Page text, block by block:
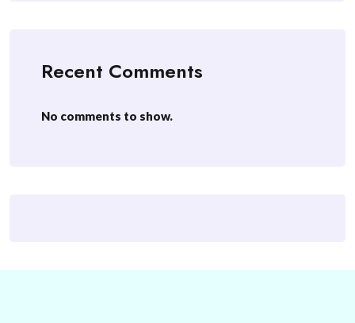
Recent Comments
No comments to show.